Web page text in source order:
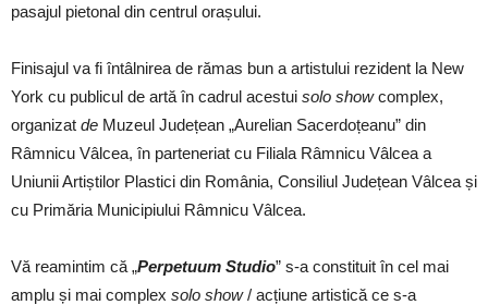
pasajul pietonal din centrul orașului.
Finisajul va fi întâlnirea de rămas bun a artistului rezident la New
York cu publicul de artă în cadrul acestui solo showcomplex,
organizat de Muzeul Județean „Aurelian Sacerdoțeanu” din
Râmnicu Vâlcea, în parteneriat cu Filiala Râmnicu Vâlcea a
Uniunii Artiștilor Plastici din România, Consiliul Județean Vâlcea și
cu Primăria Municipiului Râmnicu Vâlcea.
Vă reamintim că „Perpetuum Studio” s-a constituit în cel mai
amplu și mai complex solo show/ acțiune artistică ce s-a